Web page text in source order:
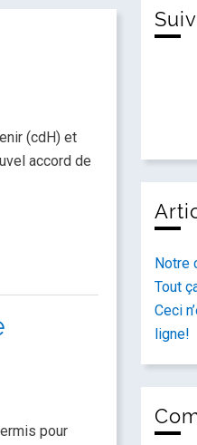
(cdH) et
accord de
pour
Notre
Tout
Ceci
ligne!